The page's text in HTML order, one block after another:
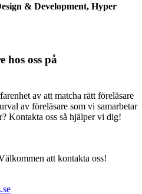
& Development, Hyper
hos oss på
av att matcha rätt föreläsare
av föreläsare som vi samarbetar
Kontakta oss så hjälper vi dig!
att kontakta oss!